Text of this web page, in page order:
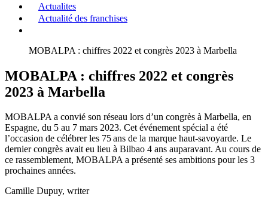
Actualites
Actualité des franchises
MOBALPA : chiffres 2022 et congrès 2023 à Marbella
MOBALPA : chiffres 2022 et congrès
2023 à Marbella
MOBALPA a convié son réseau lors d’un congrès à Marbella, en
Espagne, du 5 au 7 mars 2023. Cet événement spécial a été
l’occasion de célébrer les 75 ans de la marque haut-savoyarde. Le
dernier congrès avait eu lieu à Bilbao 4 ans auparavant. Au cours de
ce rassemblement, MOBALPA a présenté ses ambitions pour les 3
prochaines années.
Camille Dupuy, writer